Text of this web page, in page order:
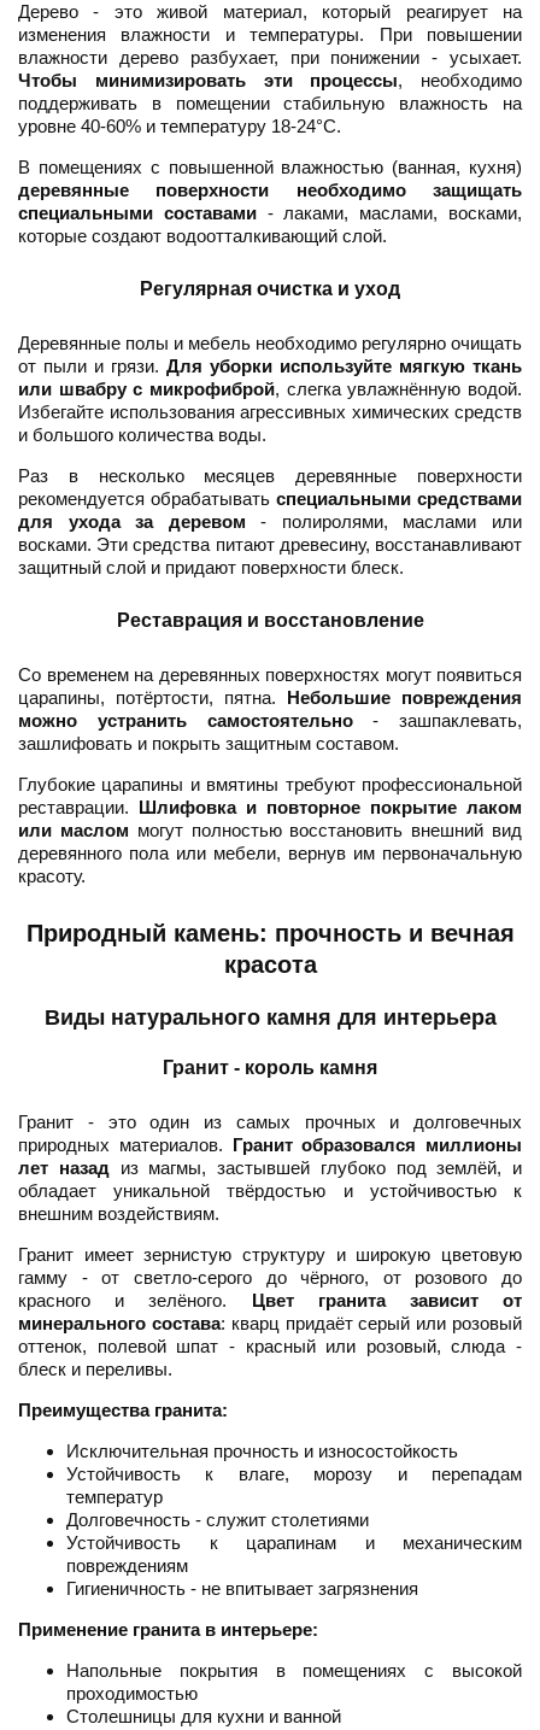
Дерево - это живой материал, который реагирует на
изменения влажности и температуры. При повышении
влажности дерево разбухает, при понижении - усыхает.
Чтобы минимизировать эти процессы, необходимо
поддерживать в помещении стабильную влажность на
уровне 40-60% и температуру 18-24°C.
В помещениях с повышенной влажностью (ванная, кухня)
деревянные поверхности необходимо защищать
специальными составами- лаками, маслами, восками,
которые создают водоотталкивающий слой.
Регулярная очистка и уход
Деревянные полы и мебель необходимо регулярно очищать
от пыли и грязи. Для уборки используйте мягкую ткань
или швабру с микрофиброй, слегка увлажнённую водой.
Избегайте использования агрессивных химических средств
и большого количества воды.
Раз в несколько месяцев деревянные поверхности
рекомендуется обрабатывать специальными средствами
для ухода за деревом - полиролями, маслами или
восками. Эти средства питают древесину, восстанавливают
защитный слой и придают поверхности блеск.
Реставрация и восстановление
Со временем на деревянных поверхностях могут появиться
царапины, потёртости, пятна. Небольшие повреждения
можно устранить самостоятельно- зашпаклевать,
зашлифовать и покрыть защитным составом.
Глубокие царапины и вмятины требуют профессиональной
реставрации. Шлифовка и повторное покрытие лаком
или маслом могут полностью восстановить внешний вид
деревянного пола или мебели, вернув им первоначальную
красоту.
Природный камень: прочность и вечная
красота
Виды натурального камня для интерьера
Гранит - король камня
Гранит - это один из самых прочных и долговечных
природных материалов. Гранит образовался миллионы
лет назадиз магмы, застывшей глубоко под землёй, и
обладает уникальной твёрдостью и устойчивостью к
внешним воздействиям.
Гранит имеет зернистую структуру и широкую цветовую
гамму - от светло-серого до чёрного, от розового до
красного и зелёного. Цвет гранита зависит от
минерального состава: кварц придаёт серый или розовый
оттенок, полевой шпат - красный или розовый, слюда -
блеск и переливы.
Преимущества гранита:
Исключительная прочность и износостойкость
Устойчивость к влаге, морозу и перепадам
температур
Долговечность - служит столетиями
Устойчивость к царапинам и механическим
повреждениям
Гигиеничность - не впитывает загрязнения
Применение гранита в интерьере:
Напольные покрытия в помещениях с высокой
проходимостью
Столешницы для кухни и ванной